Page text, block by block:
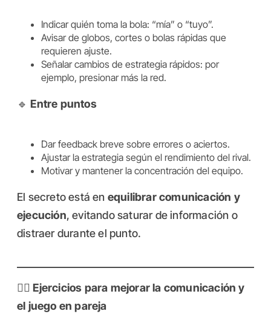
Indicar quién toma la bola: “mía” o “tuyo”.
Avisar de globos, cortes o bolas rápidas que
requieren ajuste.
Señalar cambios de estrategia rápidos: por
ejemplo, presionar más la red.
🔹Entre puntos
Dar feedback breve sobre errores o aciertos.
Ajustar la estrategia según el rendimiento del rival.
Motivar y mantener la concentración del equipo.
El secreto está en equilibrar comunicación y
ejecución, evitando saturar de información o
distraer durante el punto.
🏋️‍♂️Ejercicios para mejorar la comunicación y
el juego en pareja